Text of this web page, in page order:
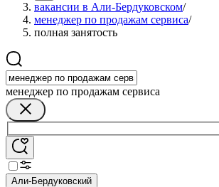
вакансии в Али-Бердуковском/
менеджер по продажам сервиса/
полная занятость
менеджер по продажам сервиса
Али-Бердуковский